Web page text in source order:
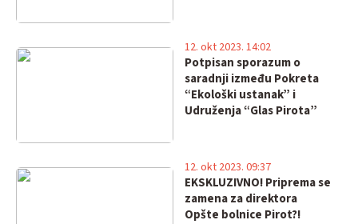
Potpisan sporazum o
saradnji između Pokreta
“Ekološki ustanak” i
Udruženja “Glas Pirota”
12. okt 2023. 14:02
EKSKLUZIVNO! Priprema se
zamena za direktora
Opšte bolnice Pirot?!
12. okt 2023. 09:37